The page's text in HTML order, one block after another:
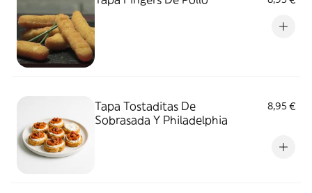
Tapa Tostaditas De
Sobrasada Y Philadelphia
8,95 €